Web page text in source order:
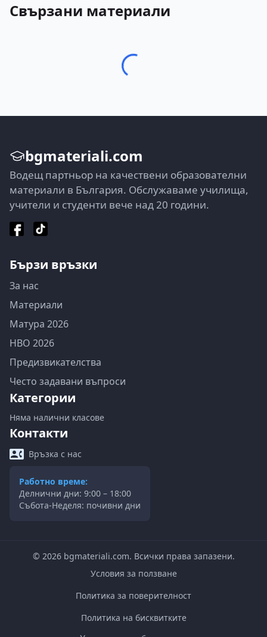
Свързани материали
bgmateriali.com
Водещ партньор на качествени образователни
материали в България. Обслужаваме училища,
учители и студенти вече над 20 години.
Бързи връзки
За нас
Материали
Матура 2026
НВО 2026
Предизвикателства
Често задавани въпроси
Категории
Няма налични класове
Контакти
Връзка с нас
Работно време:
Делнични дни: 9:00 – 18:00
Събота-Неделя: почивни дни
© 2026bgmateriali.com. Всички права запазени.
Условия за ползване
Политика за поверителност
Политика на бисквитките